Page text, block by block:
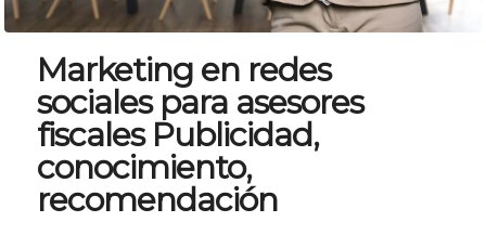
Marketing en redes
sociales para asesores
fiscales Publicidad,
conocimiento,
recomendación